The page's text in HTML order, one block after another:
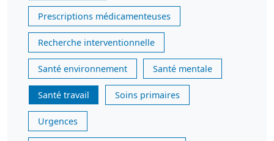
Prescriptions médicamenteuses
Recherche interventionnelle
Santé environnement Santé mentale
Santé travail Soins primaires
Urgences